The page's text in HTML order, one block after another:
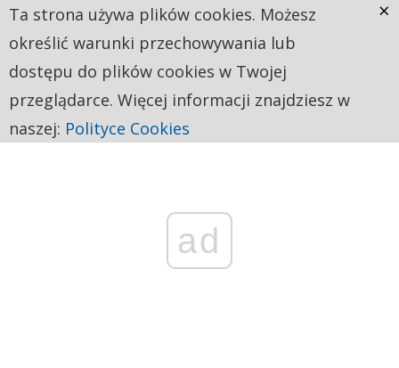
ad
Ta strona używa plików cookies. Możesz
określić warunki przechowywania lub
dostępu do plików cookies w Twojej
przeglądarce. Więcej informacji znajdziesz w
naszej: Polityce Cookies
×